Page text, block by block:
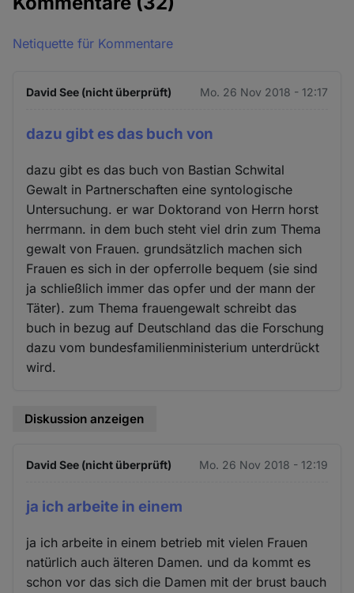
Netiquette für Kommentare
David See (nicht überprüft) Mo. 26 Nov 2018 - 12:17
dazu gibt es das buch von
dazu gibt es das buch von Bastian Schwital
Gewalt in Partnerschaften eine syntologische
Untersuchung. er war Doktorand von Herrn horst
herrmann. in dem buch steht viel drin zum Thema
gewalt von Frauen. grundsätzlich machen sich
Frauen es sich in der opferrolle bequem (sie sind
ja schließlich immer das opfer und der mann der
Täter). zum Thema frauengewalt schreibt das
buch in bezug auf Deutschland das die Forschung
dazu vom bundesfamilienministerium unterdrückt
wird.
Diskussion anzeigen
David See (nicht überprüft) Mo. 26 Nov 2018 - 12:19
ja ich arbeite in einem
ja ich arbeite in einem betrieb mit vielen Frauen
natürlich auch älteren Damen. und da kommt es
schon vor das sich die Damen mit der brust bauch